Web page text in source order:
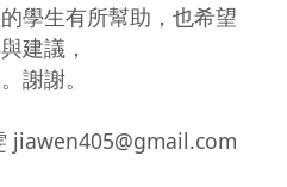
學生有所幫助，也希望
建議，
謝謝。
jiawen405@gmail.com